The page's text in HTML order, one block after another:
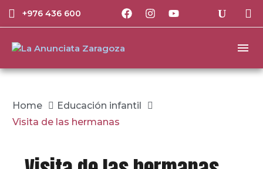
+976 436 600
Home
Educación infantil
Visita de las hermanas